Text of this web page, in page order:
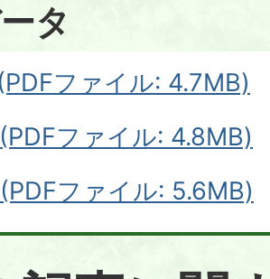
タ
ファイル: 4.7MB)
ファイル: 4.8MB)
ファイル: 5.6MB)